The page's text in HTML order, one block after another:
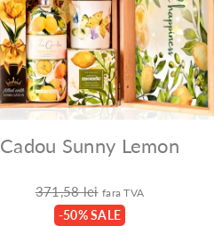
Cadou Sunny Lemon
371,58 lei fara TVA
-50% SALE